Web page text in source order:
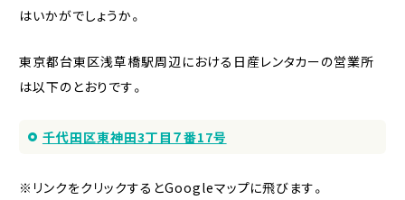
はいかがでしょうか。
東京都台東区浅草橋駅周辺における日産レンタカーの営業所
は以下のとおりです。
千代田区東神田3丁目７番17号
※リンクをクリックするとGoogleマップに飛びます。